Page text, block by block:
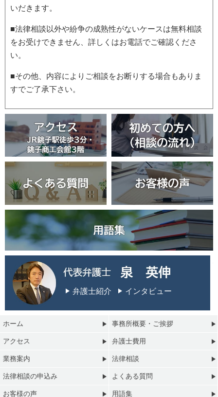
いだきます。
■法律相談以外や紛争の成熟性がないケースは無料相談
をお受けできません、詳しくはお電話でご確認くださ
い。
■その他、内容によりご相談をお断りする場合もありま
すでご了承下さい。
弁護士紹介 インタビュー
ホーム 事務所概要・ご挨拶
アクセス 弁護士費用
業務案内 法律相談
法律相談の申込み よくある質問
お客様の声 用語集